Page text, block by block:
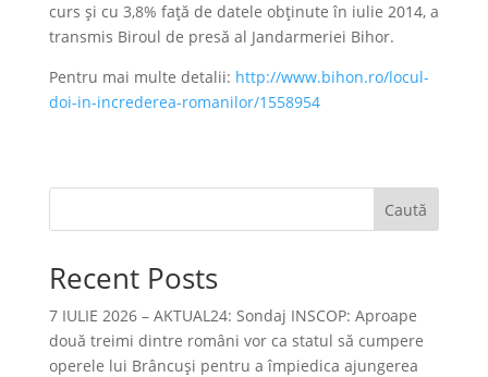
curs şi cu 3,8% faţă de datele obţinute în iulie 2014, a
transmis Biroul de presă al Jandarmeriei Bihor.
Pentru mai multe detalii: http://www.bihon.ro/locul-
doi-in-increderea-romanilor/1558954
Caută
Recent Posts
7 IULIE 2026 – AKTUAL24: Sondaj INSCOP: Aproape
două treimi dintre români vor ca statul să cumpere
operele lui Brâncuşi pentru a împiedica ajungerea